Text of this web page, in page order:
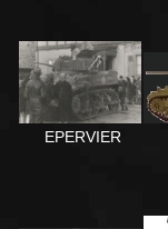
EPERVIER